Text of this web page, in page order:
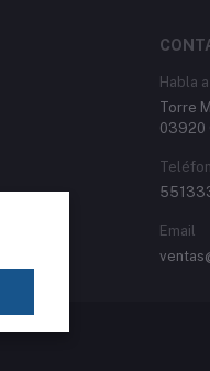
Habla a
Torre
03920
Email